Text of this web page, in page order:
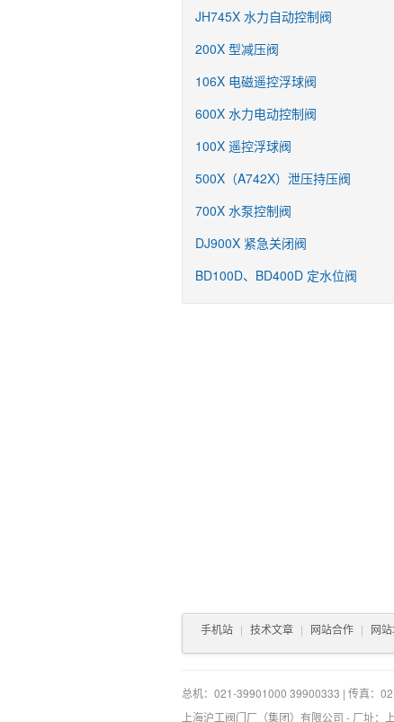
JH745X 水力自动控制阀
200X 型减压阀
106X 电磁遥控浮球阀
600X 水力电动控制阀
100X 遥控浮球阀
500X（A742X）泄压持压阀
700X 水泵控制阀
DJ900X 紧急关闭阀
BD100D、BD400D 定水位阀
手机站 | 技术文章 | 网站合作 | 网
总机：021-39901000 39900333 | 传真：
上海沪工阀门厂（集团）有限公司 - 厂址